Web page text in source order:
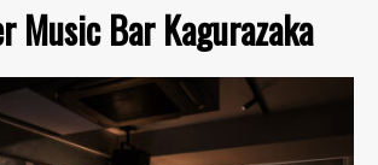
Music Bar Kagurazaka